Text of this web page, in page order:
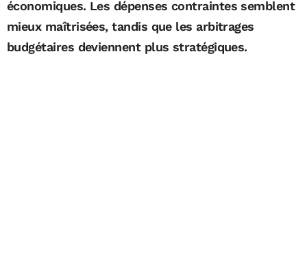
économiques. Les dépenses contraintes semblent
mieux maîtrisées, tandis que les arbitrages
budgétaires deviennent plus stratégiques.